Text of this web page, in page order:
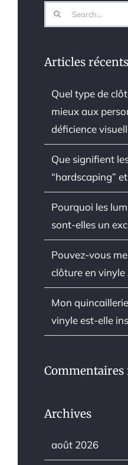
Search
for:
Articles récents
Quel type de
mieux aux
déficience
Que signifient
“hardscaping”
Pourquoi les
sont-elles un
Pouvez-vous
clôture en
Mon
vinyle est-elle
Commentaires
Archives
août 2026